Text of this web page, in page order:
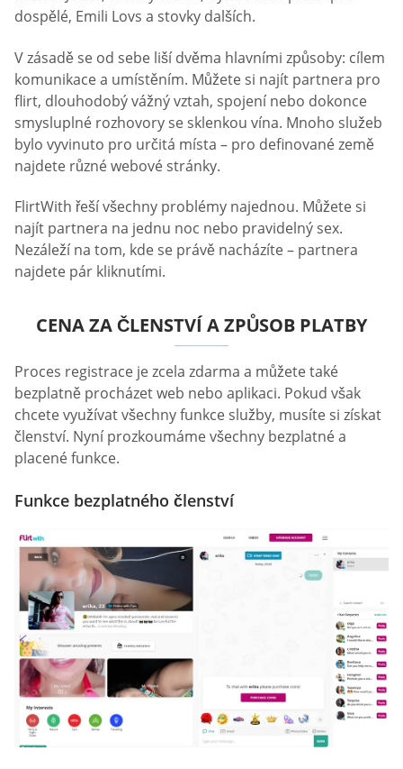
dospělé, Emili Lovs a stovky dalších.
V zásadě se od sebe liší dvěma hlavními způsoby: cílem
komunikace a umístěním. Můžete si najít partnera pro
flirt, dlouhodobý vážný vztah, spojení nebo dokonce
smysluplné rozhovory se sklenkou vína. Mnoho služeb
bylo vyvinuto pro určitá místa – pro definované země
najdete různé webové stránky.
FlirtWith řeší všechny problémy najednou. Můžete si
najít partnera na jednu noc nebo pravidelný sex.
Nezáleží na tom, kde se právě nacházíte – partnera
najdete pár kliknutími.
CENA ZA ČLENSTVÍ A ZPŮSOB PLATBY
Proces registrace je zcela zdarma a můžete také
bezplatně procházet web nebo aplikaci. Pokud však
chcete využívat všechny funkce služby, musíte si získat
členství. Nyní prozkoumáme všechny bezplatné a
placené funkce.
Funkce bezplatného členství